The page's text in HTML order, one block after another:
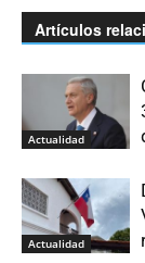
Artículos
Actualidad
Actualidad